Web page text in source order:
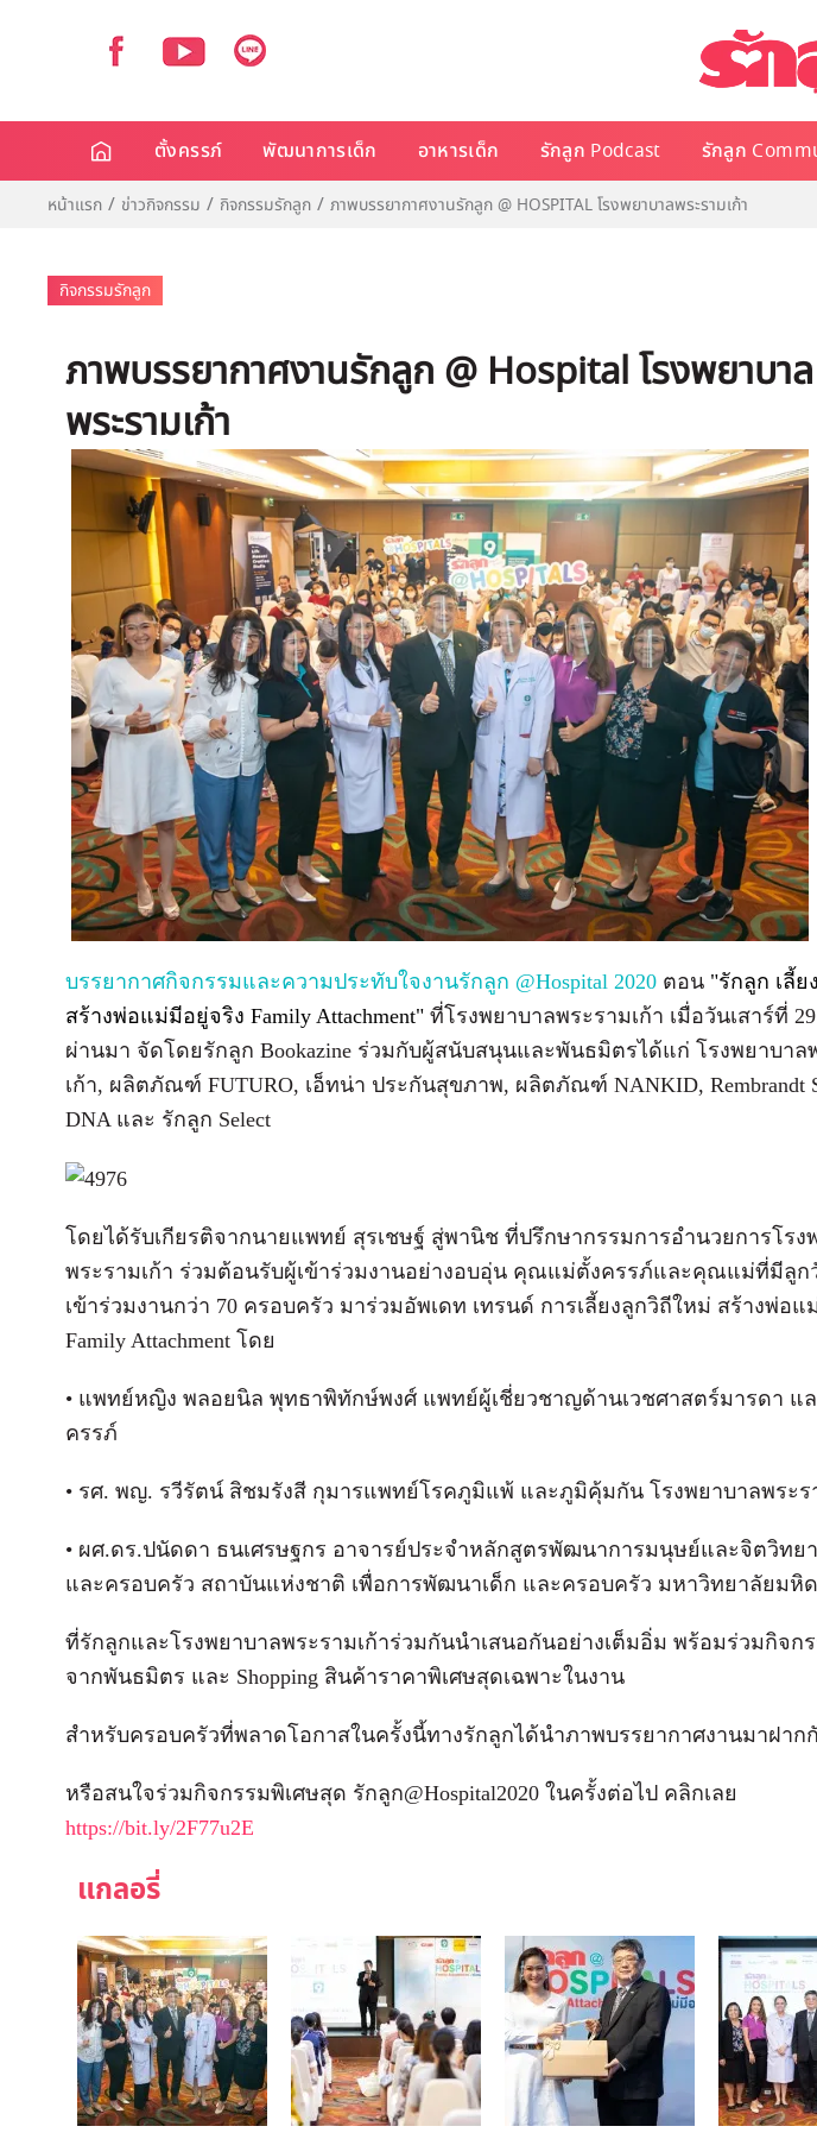
ตั้งครรภ์ พัฒนาการเด็ก อาหารเด็ก รักลูก Podcast รักลูก
หน้าแรก ข่าวกิจกรรม กิจกรรมรักลูก ภาพบรรยากาศงานรักลูก @ HOSPITAL โรงพยาบาลพระรามเก้า
กิจกรรมรักลูก
ภาพบรรยากาศงานรักลูก @ Hospital โรงพยาบาล
พระรามเก้า
บรรยากาศกิจกรรมและความประทับใจงานรักลูก @Hospital 2020 ตอน "รักลูก เลี้ย
สร้างพ่อแม่มีอยู่จริง Family Attachment" ที่โรงพยาบาลพระรามเก้า เมื่อวันเสาร์ที่
ผ่านมา จัดโดยรักลูก Bookazine ร่วมกับผู้สนับสนุนและพันธมิตรได้แก่ โรงพยาบาล
เก้า, ผลิตภัณฑ์ FUTURO, เอ็ทน่า ประกันสุขภาพ, ผลิตภัณฑ์ NANKID, Rembrandt
DNA และ รักลูก Select
โดยได้รับเกียรติจากนายแพทย์ สุรเชษฐ์ สู่พานิช ที่ปรึกษากรรมการอำนวยการโรง
พระรามเก้า ร่วมต้อนรับผู้เข้าร่วมงานอย่างอบอุ่น คุณแม่ตั้งครรภ์และคุณแม่ที่มีลูก
เข้าร่วมงานกว่า 70 ครอบครัว มาร่วมอัพเดท เทรนด์ การเลี้ยงลูกวิถีใหม่ สร้างพ่อแ
Family Attachment โดย
• แพทย์หญิง พลอยนิล พุทธาพิทักษ์พงศ์ แพทย์ผู้เชี่ยวชาญด้านเวชศาสตร์มารดา แ
ครรภ์
• รศ. พญ. รวีรัตน์ สิชมรังสี กุมารแพทย์โรคภูมิแพ้ และภูมิคุ้มกัน โรงพยาบาลพระร
• ผศ.ดร.ปนัดดา ธนเศรษฐกร อาจารย์ประจำหลักสูตรพัฒนาการมนุษย์และจิตวิทย
และครอบครัว สถาบันแห่งชาติ เพื่อการพัฒนาเด็ก และครอบครัว มหาวิทยาลัยมหิ
ที่รักลูกและโรงพยาบาลพระรามเก้าร่วมกันนำเสนอกันอย่างเต็มอิ่ม พร้อมร่วมกิจก
จากพันธมิตร และ Shopping สินค้าราคาพิเศษสุดเฉพาะในงาน
สำหรับครอบครัวที่พลาดโอกาสในครั้งนี้ทางรักลูกได้นำภาพบรรยากาศงานมาฝาก
หรือสนใจร่วมกิจกรรมพิเศษสุด รักลูก@Hospital2020 ในครั้งต่อไป คลิกเลย
https://bit.ly/2F77u2E